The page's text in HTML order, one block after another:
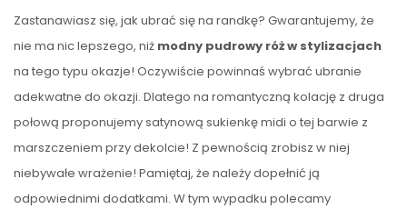
Zastanawiasz się, jak ubrać się na randkę? Gwarantujemy, że
nie ma nic lepszego, niż modny pudrowy róż w stylizacjach
na tego typu okazje! Oczywiście powinnaś wybrać ubranie
adekwatne do okazji. Dlatego na romantyczną kolację z druga
połową proponujemy satynową sukienkę midi o tej barwie z
marszczeniem przy dekolcie! Z pewnością zrobisz w niej
niebywałe wrażenie! Pamiętaj, że należy dopełnić ją
odpowiednimi dodatkami. W tym wypadku polecamy